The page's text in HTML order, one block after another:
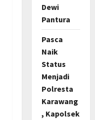
Dewi
Pantura
Pasca
Naik
Status
Menjadi
Polresta
Karawang
, Kapolsek